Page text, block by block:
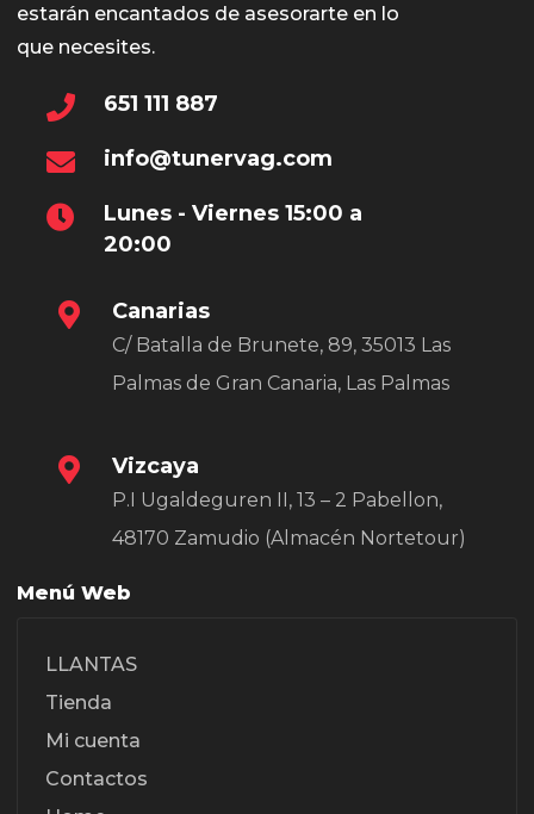
estarán encantados de asesorarte en lo
que necesites.
651 111 887
info@tunervag.com
Lunes - Viernes 15:00 a
20:00
Canarias
C/ Batalla de Brunete, 89, 35013 Las
Palmas de Gran Canaria, Las Palmas
Vizcaya
P.I Ugaldeguren II, 13 – 2 Pabellon,
48170 Zamudio (Almacén Nortetour)
Menú Web
LLANTAS
Tienda
Mi cuenta
Contactos